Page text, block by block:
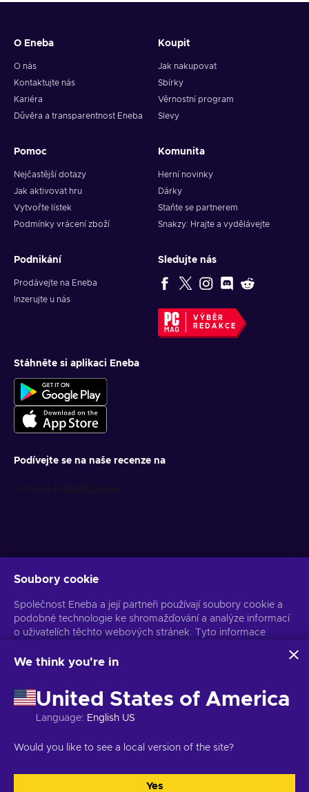
O Eneba
O nás
Kontaktujte nás
Kariéra
Důvěra a transparentnost Eneba
Koupit
Jak nakupovat
Sbírky
Věrnostní program
Slevy
Pomoc
Nejčastější dotazy
Jak aktivovat hru
Vytvořte lístek
Podmínky vrácení zboží
Komunita
Herní novinky
Dárky
Staňte se partnerem
Snakzy: Hrajte a vydělávejte
Podnikání
Prodávejte na Eneba
Inzerujte u nás
Sledujte nás
VÝBĚR
REDAKCE
Stáhněte si aplikaci Eneba
Podívejte se na naše recenze na
Získejte personalizované nabídky her
Předplatit
Z odběru se můžete kdykoli odhlásit. Více informací naleznete v
Copyright © 2026 Eneba. Všechna práva vyhrazena. JSC „Helis play“,
Soubory cookie
Společnost Eneba a její partneři používají soubory cookie a
podobné technologie ke shromažďování a analýze informací
o uživatelích těchto webových stránek. Tyto informace
stránkách. Vaše osobní údaje mohou být také použity k
Kliknutím na tlačítko „Přijmout vše“ souhlasíte s používáním
těchto technologií společností Eneba a jejími partnery. Svůj
souhlas můžete upravit kliknutím na tlačítko „Přizpůsobit“.
naleznete na Bezpečnost a ochrana osobních údajů firem
We think you're in
United States of America
Language: English US
Would you like to see a local version of the site?
Yes